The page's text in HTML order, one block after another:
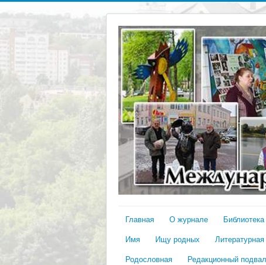
Главная О журнале Библиотека
Имя
Ищу родных
Родословная
Редакционный